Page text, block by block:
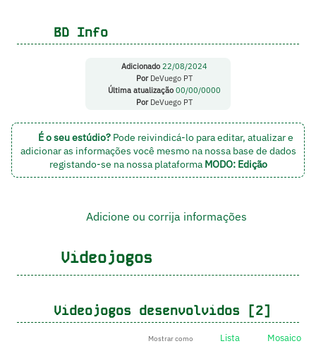
BD Info
Adicionado 22/08/2024
PorDeVuego PT
Última atualização 00/00/0000
PorDeVuego PT
É o seu estúdio?Pode reivindicá-lo para editar, atualizar e
adicionar as informações você mesmo na nossa base de dados
registando-se na nossa plataforma MODO: Edição
Adicione ou corrija informações
Videojogos
Videojogos desenvolvidos [2]
Mostrar como Lista Mosaico